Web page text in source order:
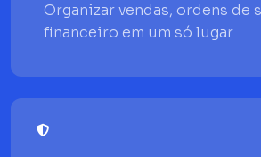
Organizar vendas, ordens de
financeiro em um só lugar